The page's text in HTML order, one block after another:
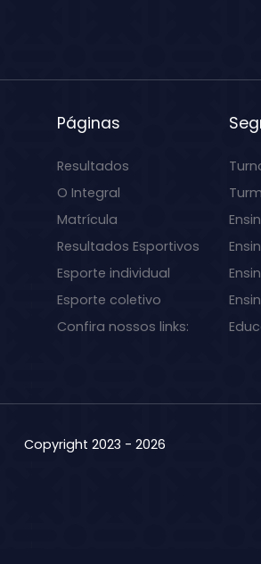
Páginas
Resultados
O Integral
Matrícula
Resultados Esportivos
Esporte individual
Esporte coletivo
Confira nossos links:
Copyright 2023 - 2026